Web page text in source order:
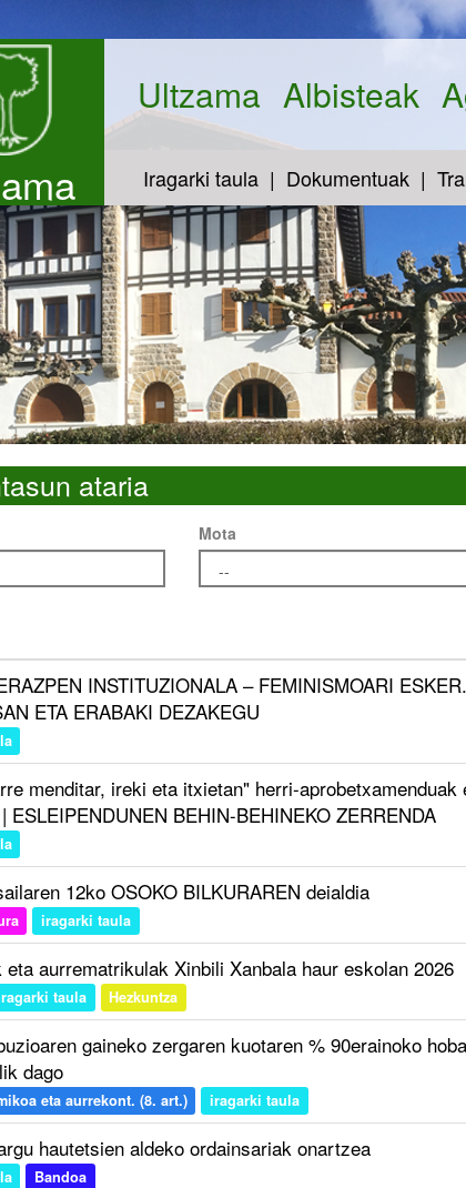
Ultzama Albisteak
Iragarki taula Dokumentuak
ataria
Mota
INSTITUZIONALA – FEMINISMOARI
ETA ERABAKI DEZAKEGU
menditar, ireki eta itxietan" herri-aprobetxamenduak
ESLEIPENDUNEN BEHIN-BEHINEKO ZERRENDA
12ko OSOKO BILKURAREN deialdia
iragarki taula
aurrematrikulak Xinbili Xanbala haur eskolan 2026
taula Hezkuntza
gaineko zergaren kuotaren % 90erainoko
dago
eta aurrekont. (8. art.) iragarki taula
hautetsien aldeko ordainsariak onartzea
Bandoa